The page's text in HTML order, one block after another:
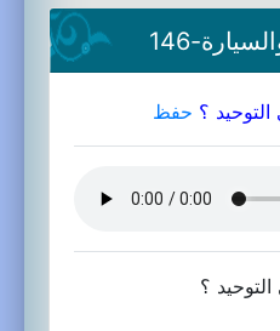
146
؟ حفظ
؟